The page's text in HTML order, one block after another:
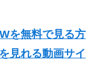
を無料で見る方
見れる動画サイ